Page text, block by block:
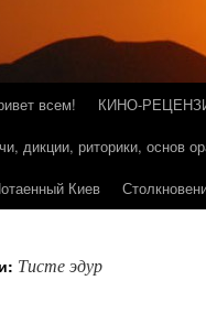
всем! КИНО-
дикции, риторики, основ
Киев
Тисте эдур